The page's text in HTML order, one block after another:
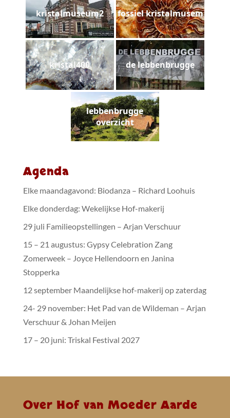
kristalmuseum2 fossiel kristalmusem
kristal400 de lebbenbrugge
lebbenbrugge
overzicht
Agenda
Elke maandagavond: Biodanza – Richard Loohuis
Elke donderdag: Wekelijkse Hof-makerij
29 juli Familieopstellingen – Arjan Verschuur
15 – 21 augustus: Gypsy Celebration Zang
Zomerweek – Joyce Hellendoorn en Janina
Stopperka
12 september Maandelijkse hof-makerij op zaterdag
24- 29 november: Het Pad van de Wildeman – Arjan
Verschuur & Johan Meijen
17 – 20 juni: Triskal Festival 2027
Over Hof van Moeder Aarde